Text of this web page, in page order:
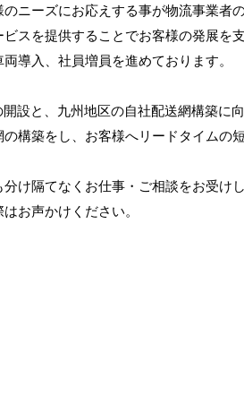
ニーズにお応えする事が物流事業者
スを提供することでお客様の発展を
導入、社員増員を進めております。
設と、九州地区の自社配送網構築に
構築をし、お客様へリードタイムの
け隔てなくお仕事・ご相談をお受け
お声かけください。